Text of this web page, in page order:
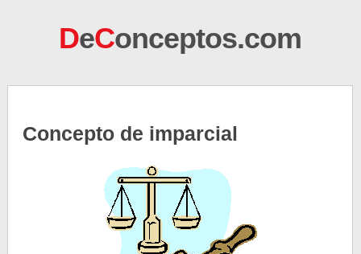
DeConceptos.com
Concepto de imparcial